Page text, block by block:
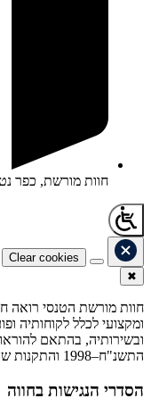
חוות מורשת, כפר
Clear cookies
✖
חוות מורשת הטנסי רואה
ומקצועי לכלל לקוחותיה
ובשירותיה, בהתאם
התשנ"ח–1998 והתקנות שהותקנו מכוחו.
הסדרי הנגישות בחווה